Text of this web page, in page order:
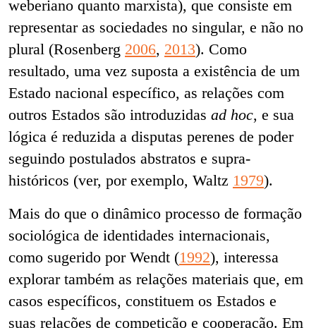
weberiano quanto marxista), que consiste em
representar as sociedades no singular, e não no
plural (Rosenberg 2006, 2013). Como
resultado, uma vez suposta a existência de um
Estado nacional específico, as relações com
outros Estados são introduzidas ad hoc, e sua
lógica é reduzida a disputas perenes de poder
seguindo postulados abstratos e supra-
históricos (ver, por exemplo, Waltz 1979).
Mais do que o dinâmico processo de formação
sociológica de identidades internacionais,
como sugerido por Wendt (1992), interessa
explorar também as relações materiais que, em
casos específicos, constituem os Estados e
suas relações de competição e cooperação. Em